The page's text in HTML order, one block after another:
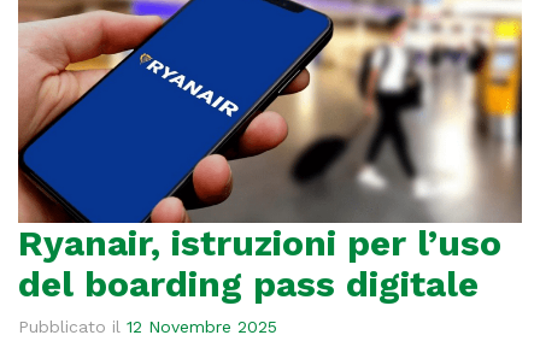
Ryanair, istruzioni per l’uso
del boarding pass digitale
Pubblicato il 12 Novembre 2025